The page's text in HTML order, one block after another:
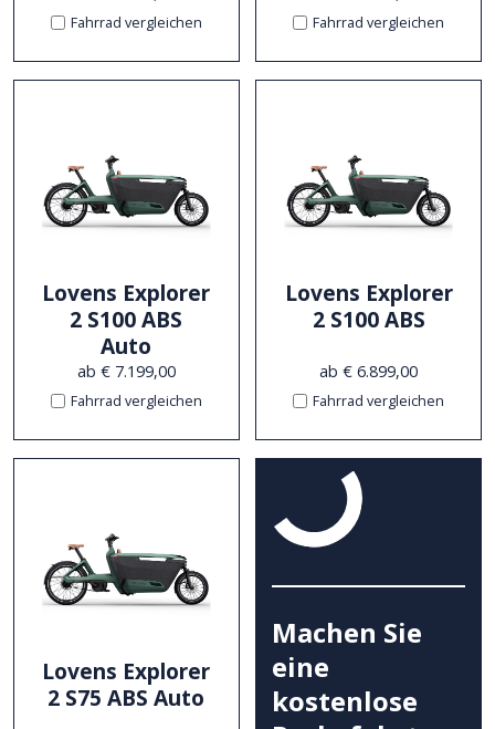
Fahrrad vergleichen Fahrrad vergleichen
Lovens Explorer
2 S100 ABS
Auto
ab € 7.199,00
Fahrrad vergleichen
Lovens Explorer
2 S100 ABS
ab € 6.899,00
Fahrrad vergleichen
Lovens Explorer
2 S75 ABS Auto
Machen Sie
eine
kostenlose